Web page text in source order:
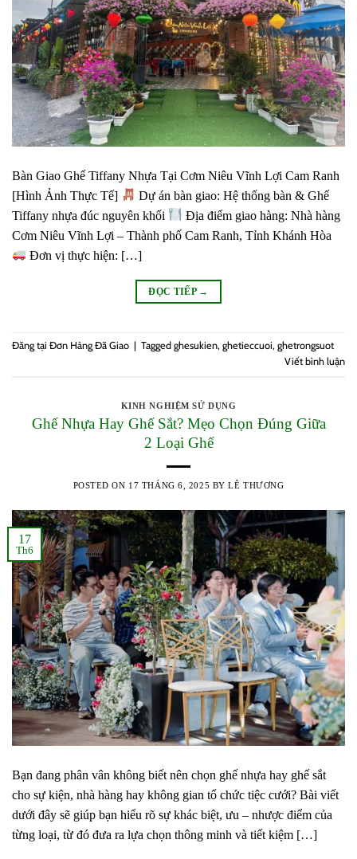
Bàn Giao Ghế Tiffany Nhựa Tại Cơm Niêu Vĩnh Lợi Cam Ranh
[Hình Ảnh Thực Tế]
Dự án bàn giao: Hệ thống bàn & Ghế
Tiffany nhựa đúc nguyên khối
Địa điểm giao hàng: Nhà hàng
Cơm Niêu Vĩnh Lợi – Thành phố Cam Ranh, Tỉnh Khánh Hòa
Đơn vị thực hiện: […]
ĐỌC TIẾP →
Đăng tại Đơn Hàng Đã Giao | Tagged ghesukien, ghetieccuoi, ghetrongsuot
Viết bình luận
KINH NGHIỆM SỬ DỤNG
Ghế Nhựa Hay Ghế Sắt? Mẹo Chọn Đúng Giữa
2 Loại Ghế
POSTED ON 17 THÁNG 6, 2025 BYLÊ THƯƠNG
17
Th6
Bạn đang phân vân không biết nên chọn ghế nhựa hay ghế sắt
cho sự kiện, nhà hàng hay không gian tổ chức tiệc cưới? Bài viết
dưới đây sẽ giúp bạn hiểu rõ sự khác biệt, ưu – nhược điểm của
từng loại, từ đó đưa ra lựa chọn thông minh và tiết kiệm […]